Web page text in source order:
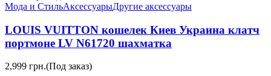
Мода и СтильАксессуарыДругие аксессуары
LOUIS VUITTON кошелек Киев Украина клатч
портмоне LV N61720 шахматка
2,999 грн.(Под заказ)